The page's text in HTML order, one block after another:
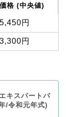
価格 (中央値)
円
円
キスパートバ
/令和元年式)